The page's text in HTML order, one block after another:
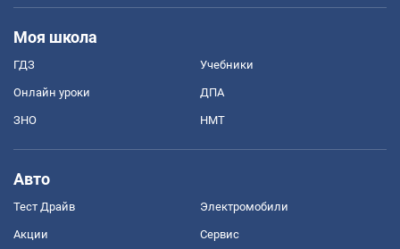
Моя школа
ГДЗ Учебники
Онлайн уроки ДПА
ЗНО НМТ
Авто
Тест Драйв Электромобили
Акции Сервис